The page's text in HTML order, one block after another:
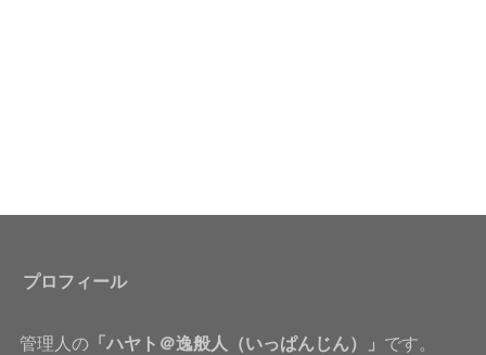
プロフィール
管理人の「ハヤト＠逸般人（いっぱんじん）」 です。